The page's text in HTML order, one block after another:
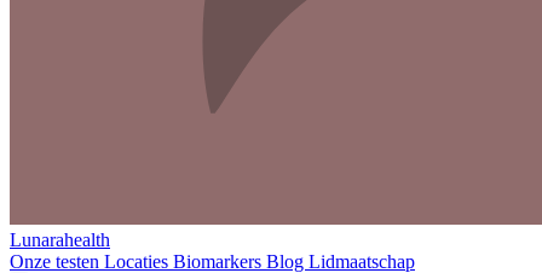
Lunarahealth
Onze testen Locaties Biomarkers Blog Lidmaatschap